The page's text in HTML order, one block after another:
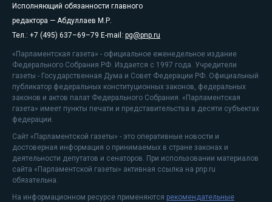
Исполняющий обязанности главного
редактора — Абдуллаев М.Р.
Тел.: +7 (495) 637–69–79 E-mail: pg@pnp.ru
«Парламентская газета» - официальное еженедельное издание
Федерального Собрания РФ. Издается с 1997 года. Учредители
газеты - Государственная Дума и Совет Федерации РФ. Официальный
публикатор федеральных конституционных законов, федеральных
законов и актов палат Федерального Собрания. «Парламентская
газета» имеет пункты печати и представительства в десяти субъектах
федерации.
Сайт «Парламентской газеты» - это оперативные новости и
достоверная информация о принимаемых в стране законах и
деятельности депутатов и сенаторов. При использовании материалов
сайта «Парламентской газеты» активная ссылка на pnp.ru
обязательна.
На информационном ресурсе применяются рекомендательные